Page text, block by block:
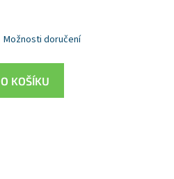
Možnosti doručení
KOŠÍKU